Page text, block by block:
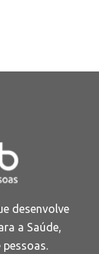
desenvolve
a Saúde,